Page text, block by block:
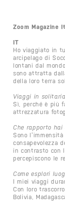
Zoom Magazine
IT
Ho viaggiato in
arcipelago di
lontani dal
sono attratta
della loro terra
Viaggi in
Sì, perché è più
attrezzatura
Che rapporto
Sono
consapevolezza
in contrasto con
percepiscono le
Come esplori
I miei viaggi
Con loro
Bolivia,